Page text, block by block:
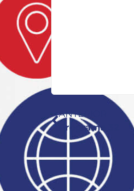
ANTERIOR
Programa 32